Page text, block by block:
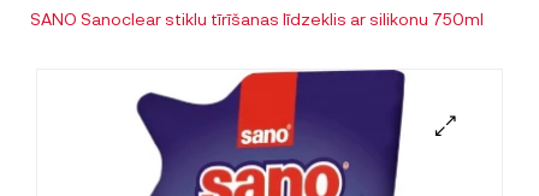
SANO Sanoclear stiklu tīrīšanas līdzeklis ar silikonu 750ml